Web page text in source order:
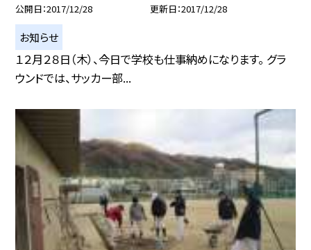
公開日 2017/12/28 更新日 2017/12/28
お知らせ
１２月２８日（木）、今日で学校も仕事納めになります。 グラ
ウンドでは、サッカー部...